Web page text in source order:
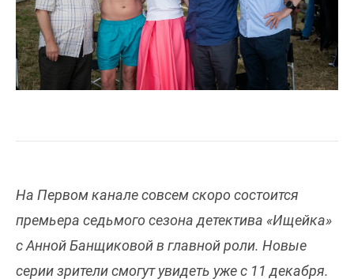
На Первом канале совсем скоро состоится
премьера седьмого сезона детектива «Ищейка»
с Анной Банщиковой в главной роли. Новые
серии зрители смогут увидеть уже с 11 декабря.